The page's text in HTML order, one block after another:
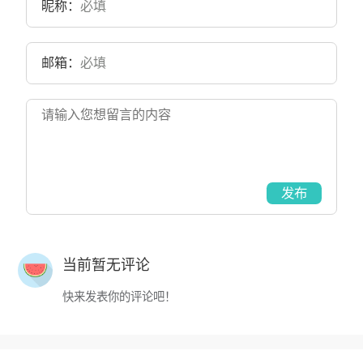
昵称：
邮箱：
发布
当前暂无评论
快来发表你的评论吧！